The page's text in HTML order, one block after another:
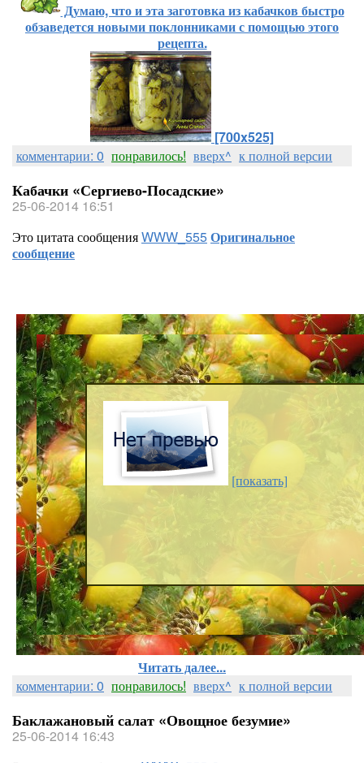
Думаю, что и эта заготовка из кабачков быстро
обзаведется новыми поклонниками с помощью этого
рецепта.
[700x525]
комментарии: 0 понравилось! вверх^ к полной версии
Кабачки «Сергиево-Посадские»
25-06-2014 16:51
Это цитата сообщенияWWW_555Оригинальное
сообщение
[показать]
Читать далее...
комментарии: 0 понравилось! вверх^ к полной версии
Баклажановый салат «Овощное безумие»
25-06-2014 16:43